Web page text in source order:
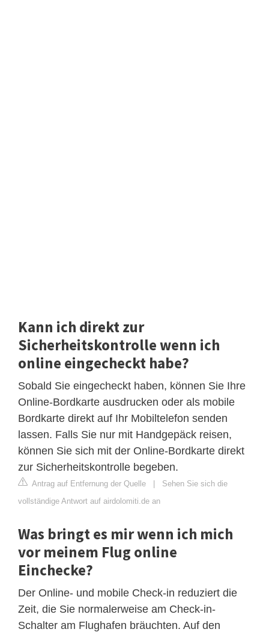
Kann ich direkt zur
Sicherheitskontrolle wenn ich
online eingecheckt habe?
Sobald Sie eingecheckt haben, können Sie Ihre
Online-Bordkarte ausdrucken oder als mobile
Bordkarte direkt auf Ihr Mobiltelefon senden
lassen. Falls Sie nur mit Handgepäck reisen,
können Sie sich mit der Online-Bordkarte direkt
zur Sicherheitskontrolle begeben.
Antrag auf Entfernung der Quelle | Sehen Sie sich die
vollständige Antwort auf airdolomiti.de an
Was bringt es mir wenn ich mich
vor meinem Flug online
Einchecke?
Der Online- und mobile Check-in reduziert die
Zeit, die Sie normalerweise am Check-in-
Schalter am Flughafen bräuchten. Auf den